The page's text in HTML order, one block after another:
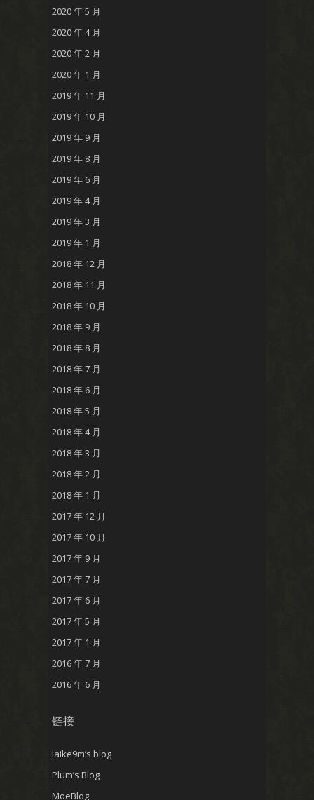
2020 年 5 月
2020 年 4 月
2020 年 2 月
2020 年 1 月
2019 年 11 月
2019 年 10 月
2019 年 9 月
2019 年 8 月
2019 年 6 月
2019 年 4 月
2019 年 3 月
2019 年 1 月
2018 年 12 月
2018 年 11 月
2018 年 10 月
2018 年 9 月
2018 年 8 月
2018 年 7 月
2018 年 6 月
2018 年 5 月
2018 年 4 月
2018 年 3 月
2018 年 2 月
2018 年 1 月
2017 年 12 月
2017 年 10 月
2017 年 9 月
2017 年 7 月
2017 年 6 月
2017 年 5 月
2017 年 1 月
2016 年 7 月
2016 年 6 月
链接
laike9m’s blog
Plum’s Blog
MoeBlog